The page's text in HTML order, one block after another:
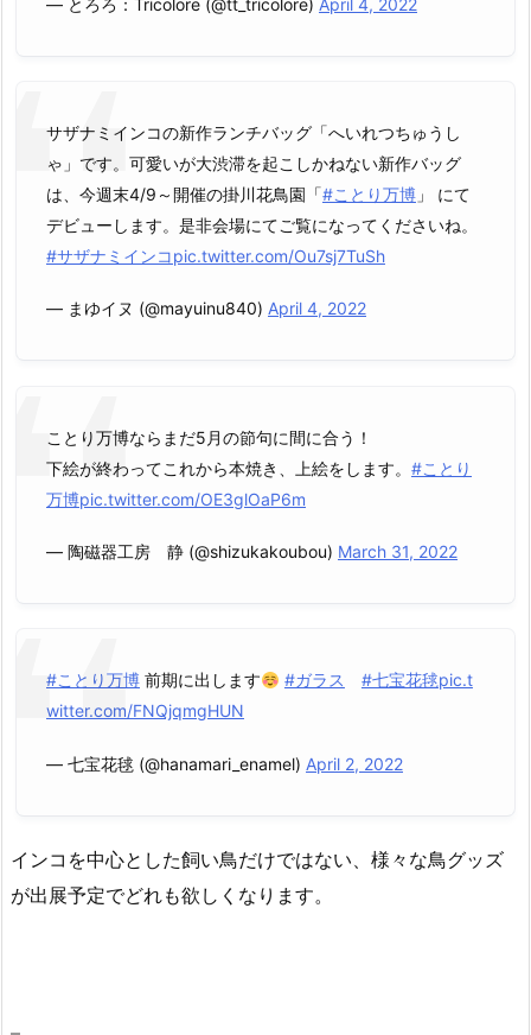
サザナミインコの新作ランチバッグ「へいれつちゅうし
ゃ」です。可愛いが大渋滞を起こしかねない新作バッグ
は、今週末4/9～開催の掛川花鳥園「#ことり万博 」 にて
デビューします。是非会場にてご覧になってくださいね。
#サザナミインコpic.twitter.com/Ou7sj7TuSh
— まゆイヌ (@mayuinu840) April 4, 2022
ことり万博ならまだ5月の節句に間に合う！
下絵が終わってこれから本焼き、上絵をします。 #ことり
万博pic.twitter.com/OE3glOaP6m
— 陶磁器工房 静 (@shizukakoubou) March 31, 2022
#ことり万博 前期に出します #ガラス #七宝花毬pic.t
witter.com/FNQjqmgHUN
— 七宝花毬 (@hanamari_enamel) April 2, 2022
インコを中心とした飼い鳥だけではない、様々な鳥グッズ
が出展予定でどれも欲しくなります。